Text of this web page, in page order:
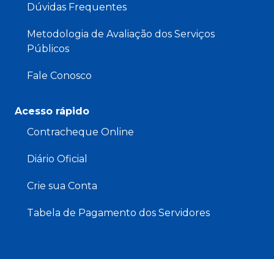
Dúvidas Frequentes
Metodologia de Avaliação dos Serviços
Públicos
Fale Conosco
Acesso rápido
Contracheque Online
Diário Oficial
Crie sua Conta
Tabela de Pagamento dos Servidores